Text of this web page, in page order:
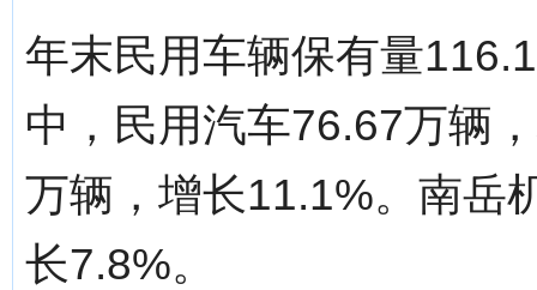
年末民用车辆保有量
中，民用汽车76.67万辆
万辆，增长11.1%。南岳
长7.8%。